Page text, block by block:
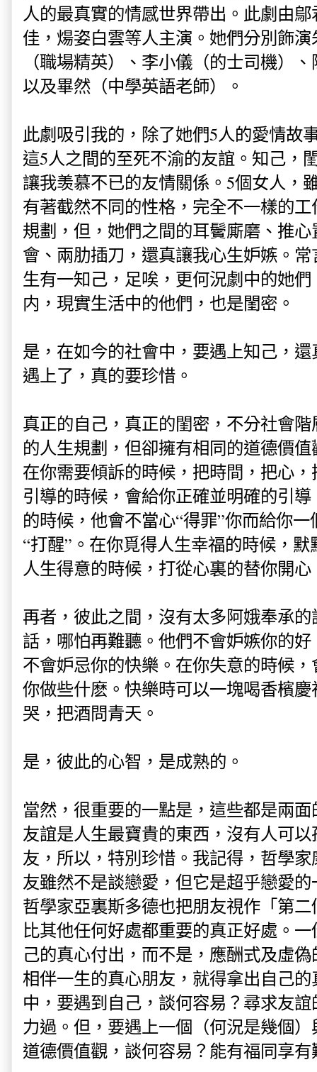
人的最真實的情感世界帶出。此劇由
佳，煬姿白雲等人主演。她們分別飾
（職場精英）、李小儀（的士司機）
以及畢然（中學英語老師）。
此劇吸引我的，除了她們5人的愛情故
這5人之間的至死不渝的友誼。知己，
讓我羡慕不已的友情關係。5個女人，
有著截然不同的性格，完全不一樣的
規劃，但，她們之間的耳鬢廝磨、 推心
會、兩肋插刀，還真讓我心生妒嫉。
生有一知己，足唉，更何況劇中的她
内，現實生活中的他們，也是閨密。
是，在如今的社會中，要遇上知己，
遇上了，真的要珍惜。
真正的自己，真正的閨密，不分社會
的人生規劃，但卻擁有相同的道德價
在你需要傾訴的時候，把時間，把心
引導的時候，會給你正確並明確的引
的時候，他會不當心“得罪”你而給你
“打醒”。在你覓得人生幸福的時候，
人生得意的時候，打從心裏的替你開
再者，彼此之間，沒有太多阿娥奉承
話，哪怕再難聽。他們不會妒嫉你的
不會妒忌你的快樂。在你失意的時候
你做些什麽。快樂時可以一塊喝香檳
哭，把酒問青天。
是，彼此的心智，是成熟的。
當然，很重要的一點是，這些都是兩
友誼是人生最寶貴的東西，沒有人可
友，所以，特別珍惜。我記得，哲學
友雖然不是談戀愛，但它是超乎戀愛
哲學家亞裏斯多德也把朋友視作「第
比其他任何好處都重要的真正好處。
己的真心付出，而不是，應酬式及虛
相伴一生的真心朋友，就得拿出自己
中，要遇到自己，談何容易？尋求友
力過。但，要遇上一個（何況是幾個
道德價值觀，談何容易？能有福同享